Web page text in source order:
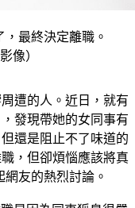
像）
發現帶她的女同事有
還是阻止不了味道的
，但卻煩惱應該將真
網友的熱烈討論。